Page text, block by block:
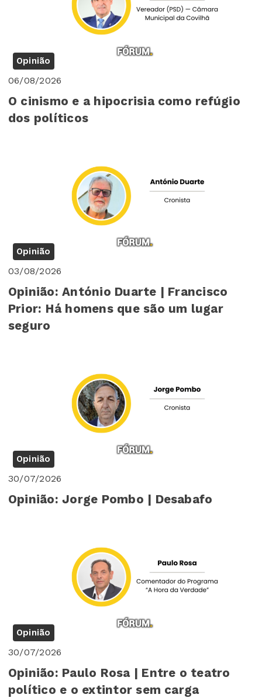
Opinião
06/08/2026
O cinismo e a hipocrisia como refúgio
dos políticos
Opinião
03/08/2026
Opinião: António Duarte | Francisco
Prior: Há homens que são um lugar
seguro
Opinião
30/07/2026
Opinião: Jorge Pombo | Desabafo
Opinião
30/07/2026
Opinião: Paulo Rosa | Entre o teatro
político e o extintor sem carga